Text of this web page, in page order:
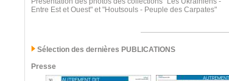
Entre Est et Ouest" et "Houtsouls - Peuple des Carpates"
Sélection des dernières PUBLICATIONS
Presse